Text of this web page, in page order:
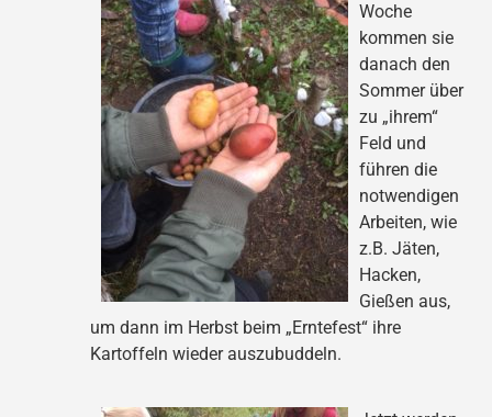
Woche
kommen sie
danach den
Sommer über
zu „ihrem“
Feld und
führen die
notwendigen
Arbeiten, wie
z.B. Jäten,
Hacken,
Gießen aus,
um dann im Herbst beim „Erntefest“ ihre
Kartoffeln wieder auszubuddeln.